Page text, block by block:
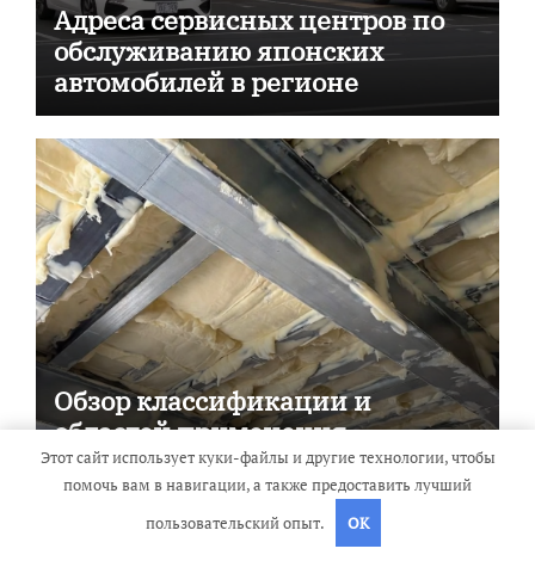
Адреса сервисных центров по
обслуживанию японских
автомобилей в регионе
Обзор классификации и
областей применения
огнезащитных материалов для
пассивной противопожарной
защиты
Этот сайт использует куки-файлы и другие технологии, чтобы
помочь вам в навигации, а также предоставить лучший
пользовательский опыт.
OK